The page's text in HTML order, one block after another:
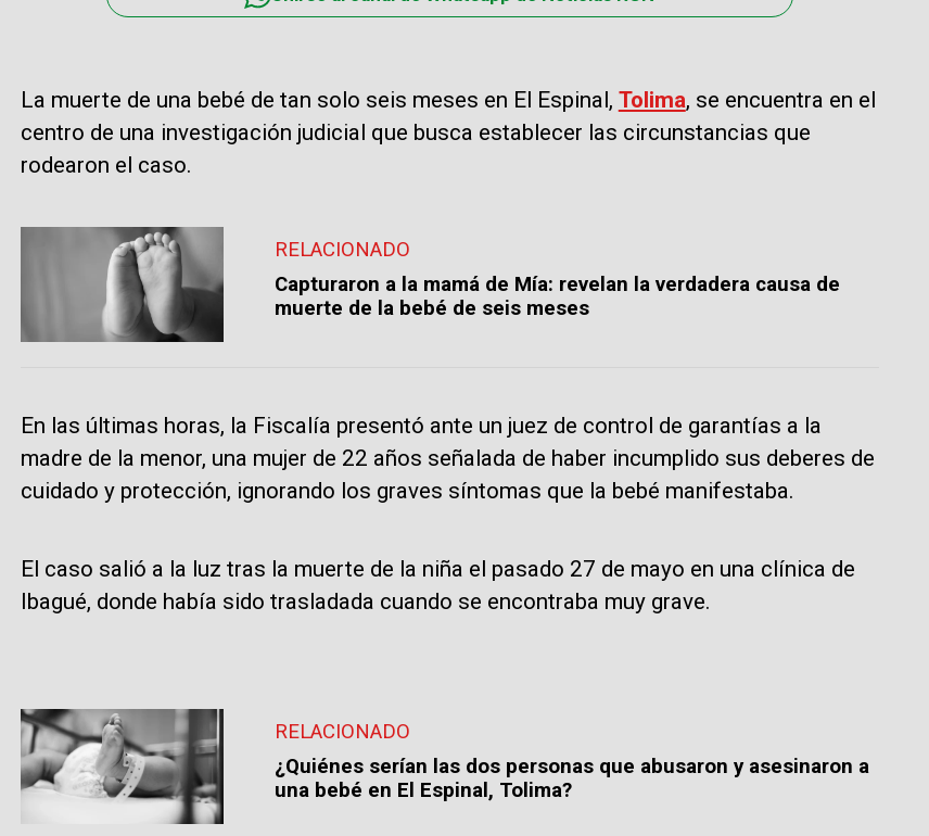
La muerte de una bebé de tan solo seis meses en El Espinal, Tolima, se encuentra en el
centro de una investigación judicial que busca establecer las circunstancias que
rodearon el caso.
RELACIONADO
Capturaron a la mamá de Mía: revelan la verdadera causa de
muerte de la bebé de seis meses
En las últimas horas, la Fiscalía presentó ante un juez de control de garantías a la
madre de la menor, una mujer de 22 años señalada de haber incumplido sus deberes de
cuidado y protección, ignorando los graves síntomas que la bebé manifestaba.
El caso salió a la luz tras la muerte de la niña el pasado 27 de mayo en una clínica de
Ibagué, donde había sido trasladada cuando se encontraba muy grave.
RELACIONADO
¿Quiénes serían las dos personas que abusaron y asesinaron a
una bebé en El Espinal, Tolima?